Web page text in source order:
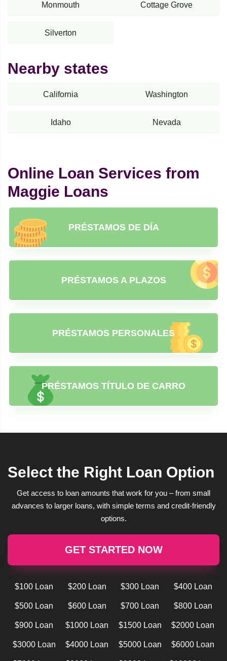
Monmouth Cottage Grove
Silverton
Nearby states
California Washington
Idaho Nevada
Online Loan Services from
Maggie Loans
PRÉSTAMOS DE DÍA
PRÉSTAMOS A PLAZOS
PRÉSTAMOS PERSONALES
PRÉSTAMOS TÍTULO DE CARRO
Select the Right Loan Option
Get access to loan amounts that work for you – from small
advances to larger loans, with simple terms and credit-friendly
options.
GET STARTED NOW
$100 Loan $200 Loan $300 Loan $400 Loan
$500 Loan $600 Loan $700 Loan $800 Loan
$900 Loan $1000 Loan $1500 Loan $2000 Loan
$3000 Loan $4000 Loan $5000 Loan $6000 Loan